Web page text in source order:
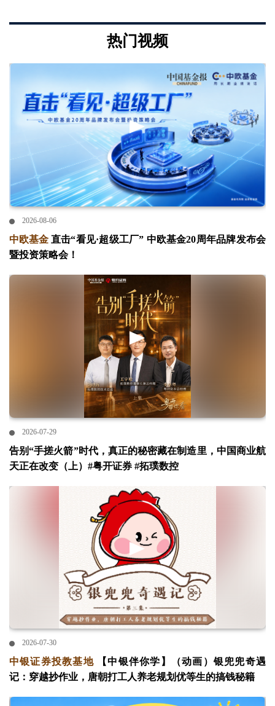
热门视频
2026-08-06
中欧基金 直击“看见·超级工厂” 中欧基金20周年品牌发布会
暨投资策略会！
2026-07-29
告别“手搓火箭”时代，真正的秘密藏在制造里，中国商业航
天正在改变（上）#粤开证券 #拓璞数控
2026-07-30
中银证券投教基地
【中银伴你学】（动画）银兜兜奇遇
记：穿越抄作业，唐朝打工人养老规划优等生的搞钱秘籍